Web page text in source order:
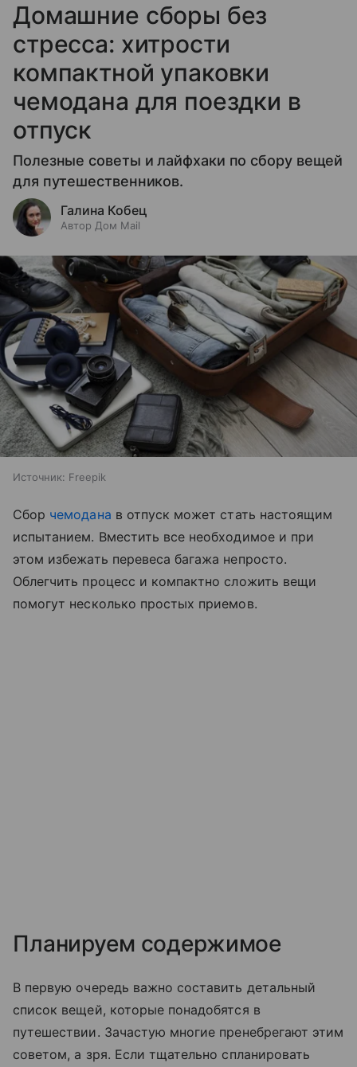
Домашние сборы без
стресса: хитрости
компактной упаковки
чемодана для поездки в
отпуск
Полезные советы и лайфхаки по сбору вещей
для путешественников.
Галина Кобец
Автор Дом Mail
Источник: Freepik
Сбор чемодана в отпуск может стать настоящим
испытанием. Вместить все необходимое и при
этом избежать перевеса багажа непросто.
Облегчить процесс и компактно сложить вещи
помогут несколько простых приемов.
Планируем содержимое
В первую очередь важно составить детальный
список вещей, которые понадобятся в
путешествии. Зачастую многие пренебрегают этим
советом, а зря. Если тщательно спланировать